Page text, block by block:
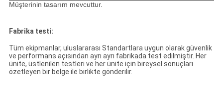
Müşterinin tasarım mevcuttur.
Fabrika testi:
Tüm ekipmanlar, uluslararası Standartlara uygun olarak güvenlik
ve performans açısından ayrı ayrı fabrikada test edilmiştir. Her
ünite, üstlenilen testleri ve her ünite için bireysel sonuçları
özetleyen bir belge ile birlikte gönderilir.